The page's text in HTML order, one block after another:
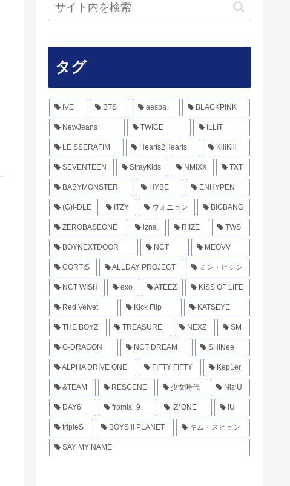
タグ
IVE BTS aespa BLACKPINK
NewJeans TWICE ILLIT
LE SSERAFIM Hearts2Hearts KiiiKiii
SEVENTEEN StrayKids NMIXX TXT
BABYMONSTER HYBE ENHYPEN
(G)I-DLE ITZY ウォニョン BIGBANG
ZEROBASEONE izna RIIZE TWS
BOYNEXTDOOR NCT MEOVV
CORTIS ALLDAY PROJECT ミン・ヒジン
NCT WISH exo ATEEZ KISS OF LIFE
Red Velvet Kick Flip KATSEYE
THE BOYZ TREASURE NEXZ SM
G-DRAGON NCT DREAM SHINee
ALPHA DRIVE ONE FIFTY FIFTY Kep1er
&TEAM RESCENE 少女時代 NiziU
DAY6 fromis_9 IZ*ONE IU
tripleS BOYS ll PLANET キム・スヒョン
SAY MY NAME